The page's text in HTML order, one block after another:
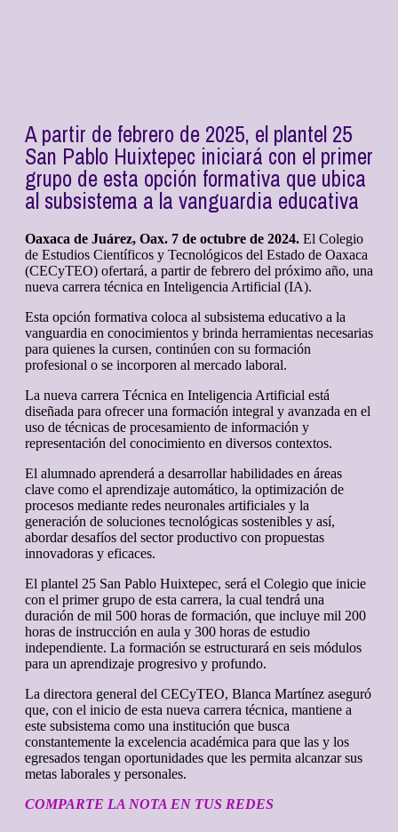
A partir de febrero de 2025, el plantel 25
San Pablo Huixtepec iniciará con el primer
grupo de esta opción formativa que ubica
al subsistema a la vanguardia educativa
Oaxaca de Juárez, Oax. 7 de octubre de 2024. El Colegio
de Estudios Científicos y Tecnológicos del Estado de Oaxaca
(CECyTEO) ofertará, a partir de febrero del próximo año, una
nueva carrera técnica en Inteligencia Artificial (IA).
Esta opción formativa coloca al subsistema educativo a la
vanguardia en conocimientos y brinda herramientas necesarias
para quienes la cursen, continúen con su formación
profesional o se incorporen al mercado laboral.
La nueva carrera Técnica en Inteligencia Artificial está
diseñada para ofrecer una formación integral y avanzada en el
uso de técnicas de procesamiento de información y
representación del conocimiento en diversos contextos.
El alumnado aprenderá a desarrollar habilidades en áreas
clave como el aprendizaje automático, la optimización de
procesos mediante redes neuronales artificiales y la
generación de soluciones tecnológicas sostenibles y así,
abordar desafíos del sector productivo con propuestas
innovadoras y eficaces.
El plantel 25 San Pablo Huixtepec, será el Colegio que inicie
con el primer grupo de esta carrera, la cual tendrá una
duración de mil 500 horas de formación, que incluye mil 200
horas de instrucción en aula y 300 horas de estudio
independiente. La formación se estructurará en seis módulos
para un aprendizaje progresivo y profundo.
La directora general del CECyTEO, Blanca Martínez aseguró
que, con el inicio de esta nueva carrera técnica, mantiene a
este subsistema como una institución que busca
constantemente la excelencia académica para que las y los
egresados tengan oportunidades que les permita alcanzar sus
metas laborales y personales.
COMPARTE LA NOTA EN TUS REDES